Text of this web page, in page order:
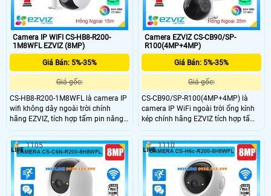
hiệu quả.
Camera IP WIFI CS-HB8-R200-
1M8WFL EZVIZ (8MP)
Giá Bán: 5%-35%
Giá gốc:
CS-HB8-R200-1M8WFL là camera IP
wifi không dây ngoài trời chính
hãng EZVIZ, tích hợp tấm pin năng
lượng mặt trời tiện lợi. Camera có
độ phân giải cao lên đến 8MP, hỗ trợ
quay quét 360 độ, ghi hình ban đêm
full color với tầm nhìn hồng ngoại
15m, phát hiện con người và
phương tiện thông minh chính xác.
Camera còn tích hợp mic và loa
Camera EZVIZ CS-CB90/SP-
R100(4MP+4MP)
Giá Bán: 5%-35%
Giá gốc:
CS-CB90/SP-R100(4MP+4MP) là
camera IP WiFi ngoài trời ống kính
kép chính hãng EZVIZ tích hợp tấm
pin năng lượng mặt trời tiện lợi.
Camera sở hữu độ phân giải cao
(4MP+4MP) hỗ trợ quay quét, đàm
thoại hai chiều, phát hiện con người
và phương tiện, cùng tầm nhìn hồng
ngoại 35m full color. Camera còn hỗ
trợ khe thẻ nhớ lên đến 512GB và
1105 1110